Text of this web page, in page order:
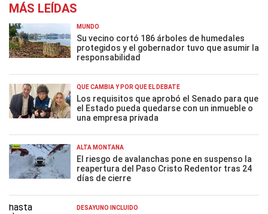
MÁS LEÍDAS
MUNDO
Su vecino cortó 186 árboles de humedales
protegidos y el gobernador tuvo que asumir la
responsabilidad
QUÉ CAMBIA Y POR QUÉ EL DEBATE
Los requisitos que aprobó el Senado para que
el Estado pueda quedarse con un inmueble o
una empresa privada
ALTA MONTAÑA
El riesgo de avalanchas pone en suspenso la
reapertura del Paso Cristo Redentor tras 24
días de cierre
DESAYUNO INCLUÍDO